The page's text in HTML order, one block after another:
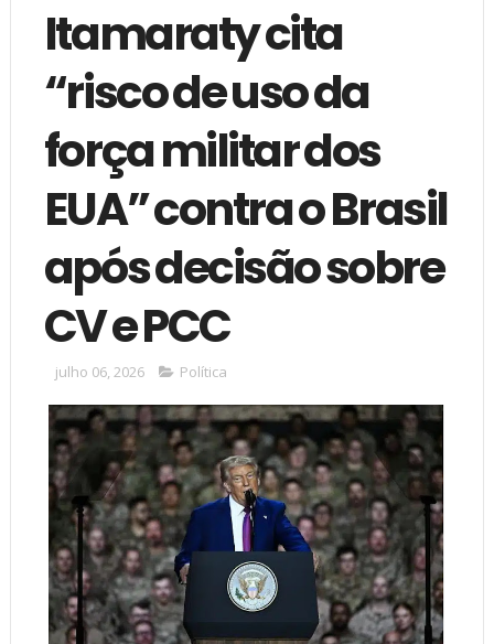
Itamaraty cita
“risco de uso da
força militar dos
EUA” contra o Brasil
após decisão sobre
CV e PCC
julho 06, 2026 Política